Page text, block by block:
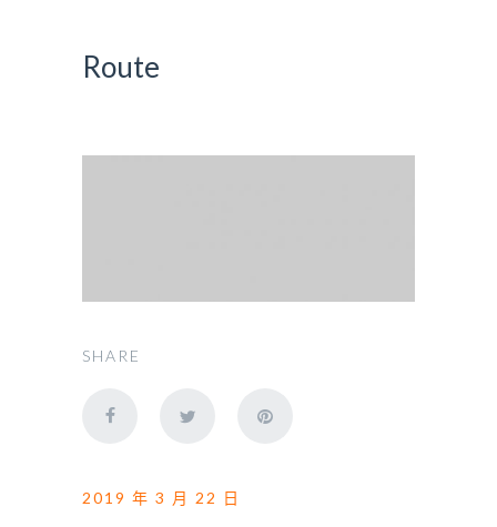
Route
SHARE
2019 年 3 月 22 日